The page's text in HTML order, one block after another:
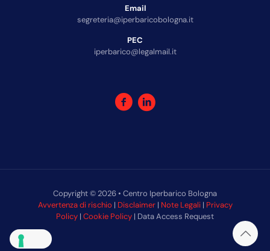
Email
segreteria@iperbaricobologna.it
PEC
iperbarico@legalmail.it
Copyright © 2026 • Centro Iperbarico Bologna
Avvertenza di rischio | Disclaimer| Note Legali| Privacy
Policy | Cookie Policy | Data Access Request